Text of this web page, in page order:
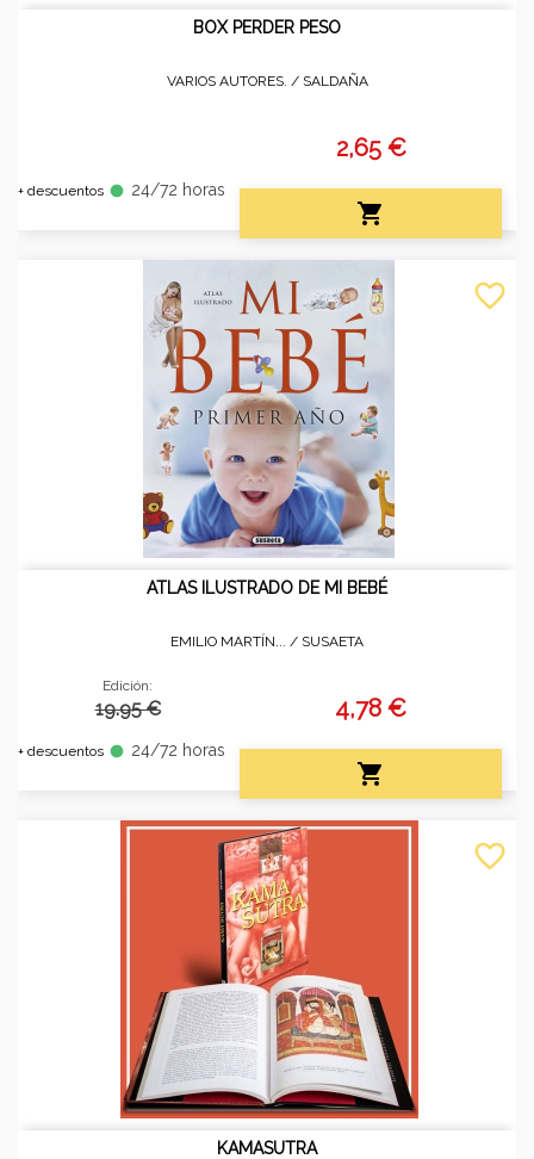
BOX PERDER PESO
VARIOS AUTORES. / SALDAÑA
+ descuentos fiber_manual_record 24/72 horas
2,65 €

ATLAS ILUSTRADO DE MI BEBÉ
EMILIO MARTÍN... / SUSAETA
Edición:
19.95 €
+ descuentos fiber_manual_record 24/72 horas
4,78 €

favorite_border
KAMASUTRA
favorite_border